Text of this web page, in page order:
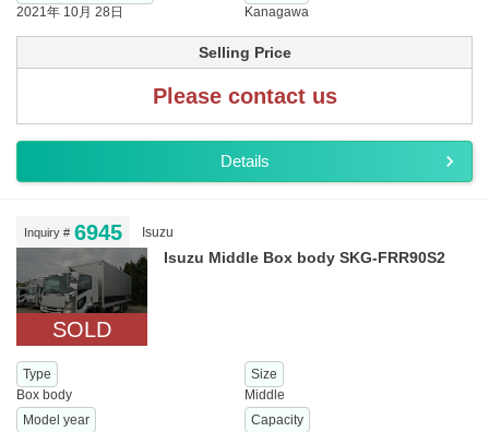
2021年 10月 28日
Kanagawa
Selling Price
Please contact us
Details
Inquiry # 6945 Isuzu
SOLD
Isuzu Middle Box body SKG-FRR90S2
Type
Box body
Size
Middle
Model year
Capacity